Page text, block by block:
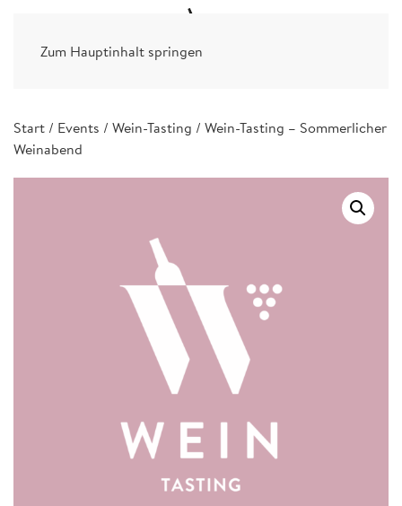
Zum Hauptinhalt springen
Start / Events / Wein-Tasting / Wein-Tasting – Sommerlicher
Weinabend